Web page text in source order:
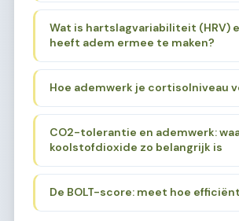
Wat is hartslagvariabiliteit (HRV)
heeft adem ermee te maken?
Hoe ademwerk je cortisolniveau
CO2-tolerantie en ademwerk:
koolstofdioxide zo belangrijk is
De BOLT-score: meet hoe